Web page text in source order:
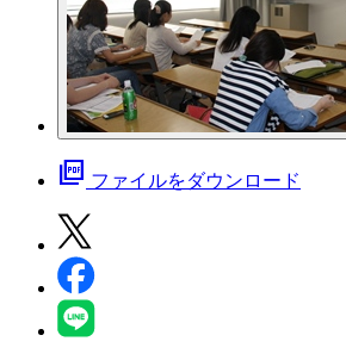
picture_as_pdf ファイルをダウンロード